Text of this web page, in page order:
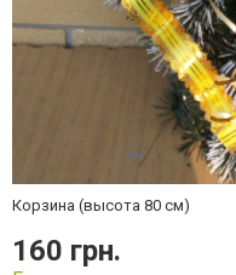
Корзина (высота 80 см)
160 грн.